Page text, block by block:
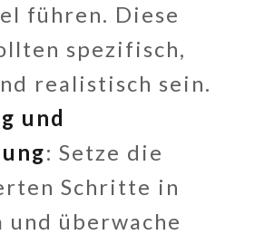
führen. Diese
spezifisch,
realistisch sein.
und
: Setze die
Schritte in
und überwache